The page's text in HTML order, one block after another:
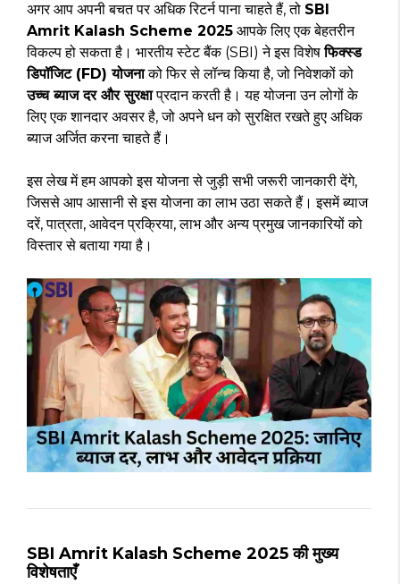
अगर आप अपनी बचत पर अधिक रिटर्न पाना चाहते हैं, तो SBI
Amrit Kalash Scheme 2025 आपके लिए एक बेहतरीन
विकल्प हो सकता है। भारतीय स्टेट बैंक (SBI) ने इस विशेषफिक्स्ड
डिपॉजिट (FD) योजनाको फिर से लॉन्च किया है, जो निवेशकों को
उच्च ब्याज दर और सुरक्षाप्रदान करती है। यह योजना उन लोगों के
लिए एक शानदार अवसर है, जो अपने धन को सुरक्षित रखते हुए अधिक
ब्याज अर्जित करना चाहते हैं।
इस लेख में हम आपको इस योजना से जुड़ी सभी जरूरी जानकारी देंगे,
जिससे आप आसानी से इस योजना का लाभ उठा सकते हैं। इसमें ब्याज
दरें, पात्रता, आवेदन प्रक्रिया, लाभ और अन्य प्रमुख जानकारियों को
विस्तार से बताया गया है।
SBI Amrit Kalash Scheme 2025 की मुख्य
विशेषताएँ